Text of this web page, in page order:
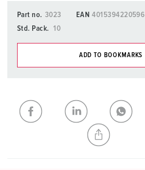
Part no. 3023 EAN 4015394220596
Std. Pack.
10
ADD TO BOOKMARKS
My list
CREATE A NEW LIST